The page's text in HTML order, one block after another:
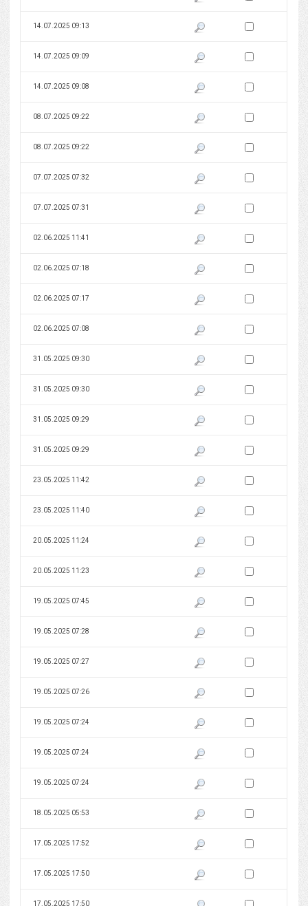
14.07.2025 09:13 Pokaż podgląd wersji z dnia
Zaznacz wersję do
14.07.2025 09:09 Pokaż podgląd wersji z dnia
Zaznacz wersję do
14.07.2025 09:08 Pokaż podgląd wersji z dnia
Zaznacz wersję do
08.07.2025 09:22 Pokaż podgląd wersji z dnia
Zaznacz wersję do
08.07.2025 09:22 Pokaż podgląd wersji z dnia
Zaznacz wersję do
07.07.2025 07:32 Pokaż podgląd wersji z dnia
Zaznacz wersję do
07.07.2025 07:31 Pokaż podgląd wersji z dnia
Zaznacz wersję do
02.06.2025 11:41 Pokaż podgląd wersji z dnia
Zaznacz wersję do
02.06.2025 07:18 Pokaż podgląd wersji z dnia
Zaznacz wersję do
02.06.2025 07:17 Pokaż podgląd wersji z dnia
Zaznacz wersję do
02.06.2025 07:08 Pokaż podgląd wersji z dnia
Zaznacz wersję do
31.05.2025 09:30 Pokaż podgląd wersji z dnia
Zaznacz wersję do
31.05.2025 09:30 Pokaż podgląd wersji z dnia
Zaznacz wersję do
31.05.2025 09:29 Pokaż podgląd wersji z dnia
Zaznacz wersję do
31.05.2025 09:29 Pokaż podgląd wersji z dnia
Zaznacz wersję do
23.05.2025 11:42 Pokaż podgląd wersji z dnia
Zaznacz wersję do
23.05.2025 11:40 Pokaż podgląd wersji z dnia
Zaznacz wersję do
20.05.2025 11:24 Pokaż podgląd wersji z dnia
Zaznacz wersję do
20.05.2025 11:23 Pokaż podgląd wersji z dnia
Zaznacz wersję do
19.05.2025 07:45 Pokaż podgląd wersji z dnia
Zaznacz wersję do
19.05.2025 07:28 Pokaż podgląd wersji z dnia
Zaznacz wersję do
19.05.2025 07:27 Pokaż podgląd wersji z dnia
Zaznacz wersję do
19.05.2025 07:26 Pokaż podgląd wersji z dnia
Zaznacz wersję do
19.05.2025 07:24 Pokaż podgląd wersji z dnia
Zaznacz wersję do
19.05.2025 07:24 Pokaż podgląd wersji z dnia
Zaznacz wersję do
19.05.2025 07:24 Pokaż podgląd wersji z dnia
Zaznacz wersję do
18.05.2025 05:53 Pokaż podgląd wersji z dnia
Zaznacz wersję do
17.05.2025 17:52 Pokaż podgląd wersji z dnia
Zaznacz wersję do
17.05.2025 17:50 Pokaż podgląd wersji z dnia
Zaznacz wersję do
17.05.2025 17:50 Pokaż podgląd wersji z dnia
Zaznacz wersję do